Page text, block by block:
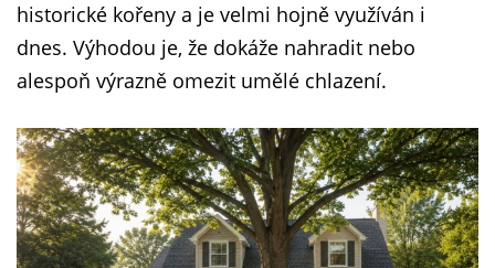
historické kořeny a je velmi hojně využíván i
dnes. Výhodou je, že dokáže nahradit nebo
alespoň výrazně omezit umělé chlazení.